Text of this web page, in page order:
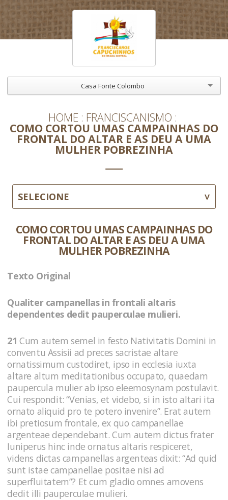
Casa Fonte Colombo
HOME FRANCISCANISMO
COMO CORTOU UMAS CAMPAINHAS DO
FRONTAL DO ALTAR E AS DEU A UMA
MULHER POBREZINHA
SELECIONE
COMO CORTOU UMAS CAMPAINHAS DO
FRONTAL DO ALTAR E AS DEU A UMA
MULHER POBREZINHA
Texto Original
Qualiter campanellas in frontali altaris
dependentes dedit pauperculae mulieri.
21 Cum autem semel in festo Nativitatis Domini in
conventu Assisii ad preces sacristae altare
ornatissimum custodiret, ipso in ecclesia iuxta
altare altum meditationibus occupato, quaedam
paupercula mulier ab ipso eleemosynam postulavit.
Cui respondit: “Venias, et videbo, si in isto altari ita
ornato aliquid pro te potero invenire”. Erat autem
ibi pretiosum frontale, ex quo campanellae
argenteae dependebant. Cum autem dictus frater
Iuniperus hinc inde ornatus altaris respiceret,
videns dictas campanellas argenteas dixit: “Ad quid
sunt istae campanellae positae nisi ad
superfluitatem”? Et cum gladio omnes amovens
dedit illi pauperculae mulieri.